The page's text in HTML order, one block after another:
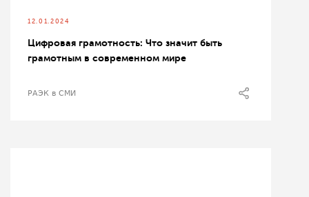
12.01.2024
Цифровая грамотность: Что значит быть
грамотным в современном мире
РАЭК в СМИ